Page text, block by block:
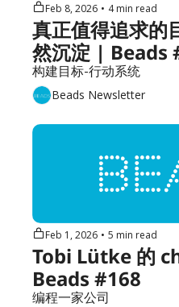
Feb 8, 2026 • 4 min read
真正值得追求的
然沉淀 | Beads
构建目标-行动系统
Beads Newsletter
Feb 1, 2026 • 5 min read
Tobi Lütke 的
Beads #168
编程一家公司